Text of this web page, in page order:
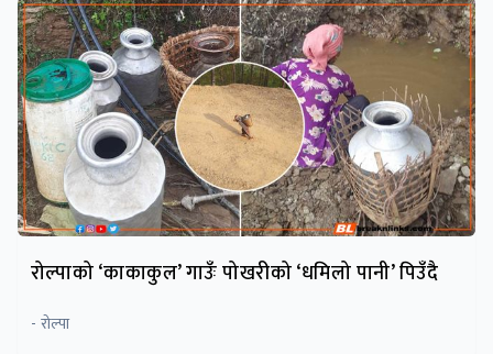
रोल्पाको ‘काकाकुल’ गाउँः पोखरीको ‘धमिलो पानी’ पिउँदै
- रोल्पा